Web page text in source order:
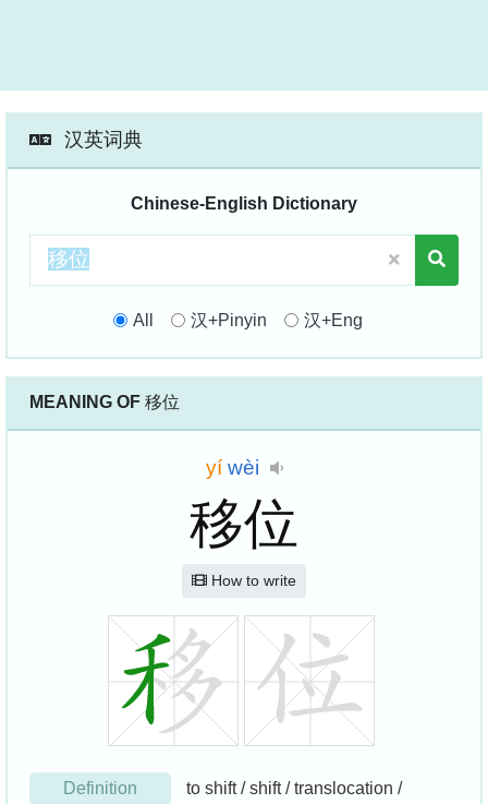
汉英词典
Chinese-English Dictionary
All 汉+Pinyin 汉+Eng
MEANING OF 移位
yí wèi
移位
How to write
Definition
to shift / shift / translocation /